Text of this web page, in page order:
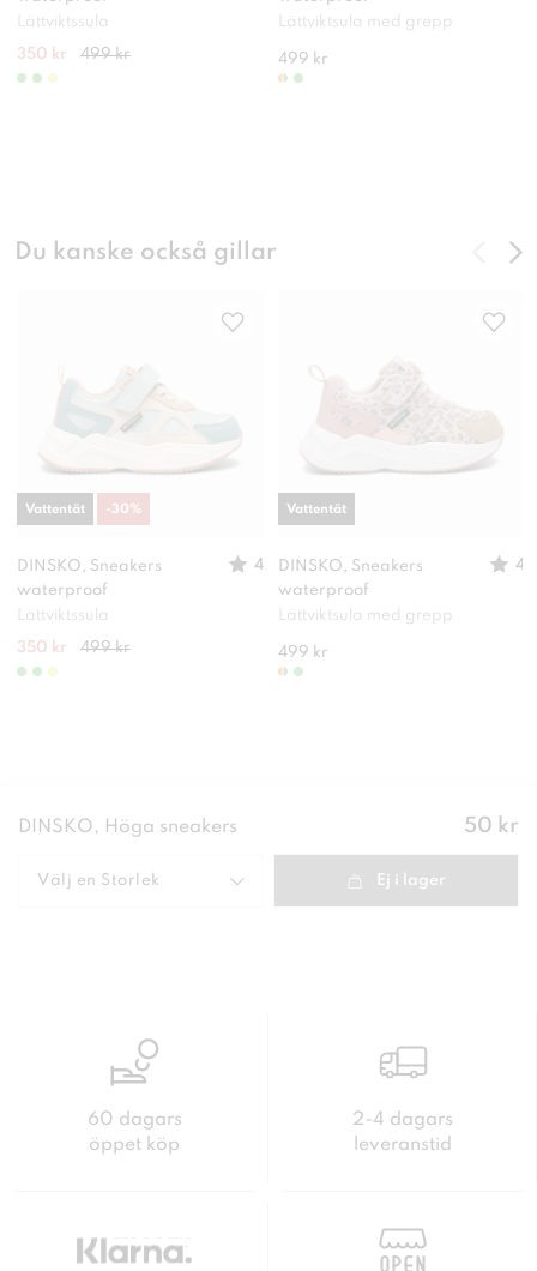
Lättviktssula
350 kr 499 kr
Lättviktsula med grepp
499 kr
Du kanske också gillar
DINSKO, Sneakers
waterproof
4
Lättviktssula
350 kr 499 kr
Vattentät -30%
DINSKO, Sneakers
waterproof
4
Lättviktsula med grepp
499 kr
Vattentät
DINSKO, Höga sneakers Pris:
50 kr
Välj en Storlek Ej i lager
60 dagars
öppet köp
2-4 dagars
leveranstid